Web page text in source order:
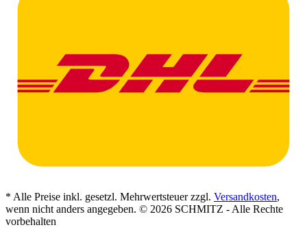
* Alle Preise inkl. gesetzl. Mehrwertsteuer zzgl. Versandkosten,
wenn nicht anders angegeben. © 2026 SCHMITZ - Alle Rechte
vorbehalten